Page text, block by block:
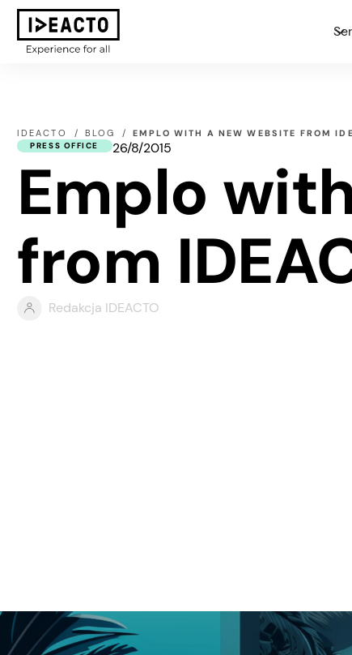
IDEACTO BLOG EMPLO WITH A NEW WEBSITE FROM
PRESS OFFICE 26/8/2015
Emplo
from
Redakcja IDEACTO